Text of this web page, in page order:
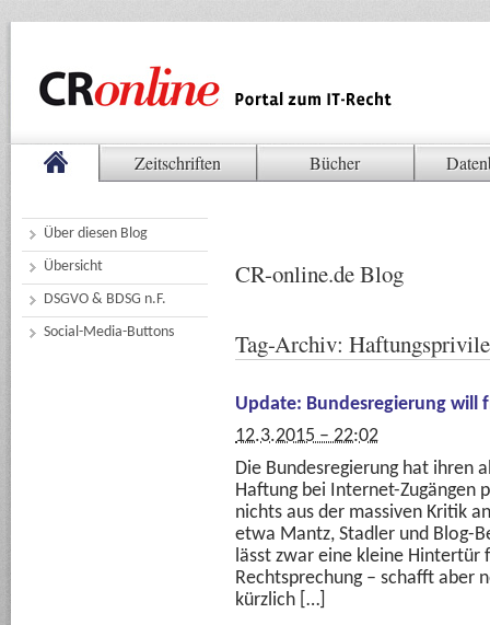
Zeitschriften Bücher
Über diesen Blog
Übersicht
DSGVO & BDSG n.F.
Social-Media-Buttons
CR-online.de Blog
Tag-Archiv:
Update: Bundesregierung will
12.3.2015 – 22:02
Die Bundesregierung hat ihren
Haftung bei Internet-Zugängen
nichts aus der massiven Kritik
etwa Mantz, Stadler und Blog-
lässt zwar eine kleine
Rechtsprechung – schafft aber
kürzlich […]